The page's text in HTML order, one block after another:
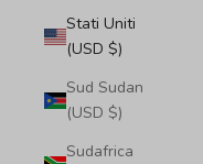
Stati Uniti
(USD $)
Sud Sudan
(USD $)
Sudafrica